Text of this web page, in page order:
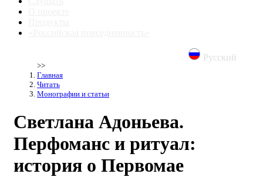
Русский
>>
Главная
Читать
Монографии и статьи
Светлана Адоньева.
Перфоманс и ритуал:
история о Первомае